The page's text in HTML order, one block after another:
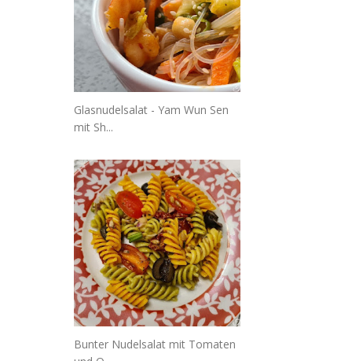
Glasnudelsalat - Yam Wun Sen
mit Sh...
Bunter Nudelsalat mit Tomaten